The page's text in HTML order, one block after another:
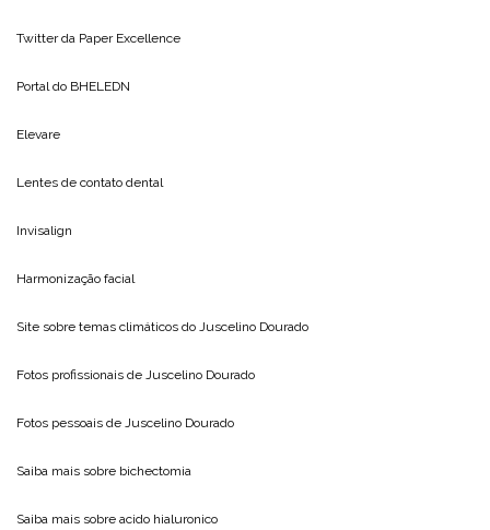
Twitter da Paper Excellence
Portal do BHELEDN
Elevare
Lentes de contato dental
Invisalign
Harmonização facial
Site sobre temas climáticos do Juscelino Dourado
Fotos profissionais de Juscelino Dourado
Fotos pessoais de Juscelino Dourado
Saiba mais sobre bichectomia
Saiba mais sobre acido hialuronico